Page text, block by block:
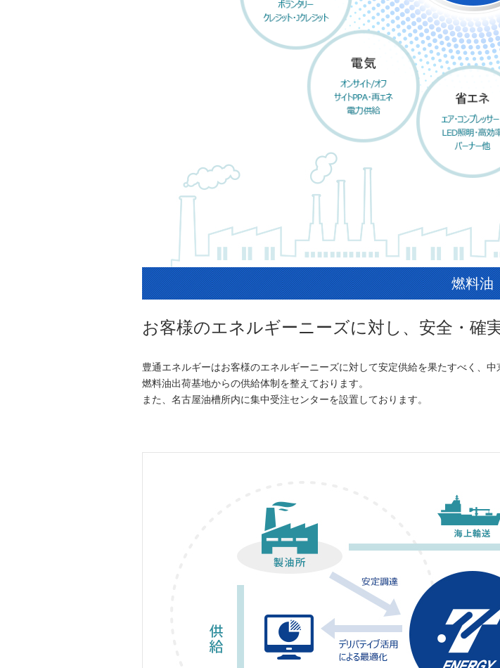
燃料油
お客様のエネルギーニーズに対し、安全・確
豊通エネルギーはお客様のエネルギーニーズに対して安定供給を果たすべく、
燃料油出荷基地からの供給体制を整えております。
また、名古屋油槽所内に集中受注センターを設置しております。